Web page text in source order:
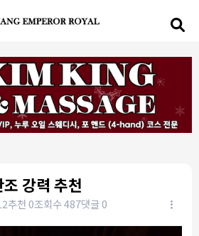
강력 추천
추천 0조회수 487댓글 0